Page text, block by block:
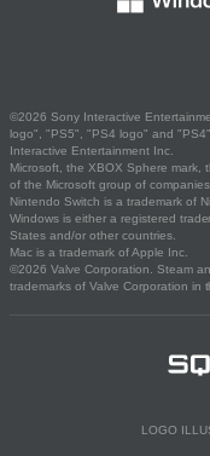
©2026 Sony Interactive
logo", "PS5", "PS4 logo" and
Interactive Entertainment Inc.
Microsoft, the XBOX Sphere mark,
of the Microsoft group of companies.
Nintendo Switch is a trademark of
Windows is either a registered
States and/or other countries.
Mac is a trademark of Apple Inc.
©2026 Valve Corporation. Steam
trademarks of Valve Corporation in
LOGO